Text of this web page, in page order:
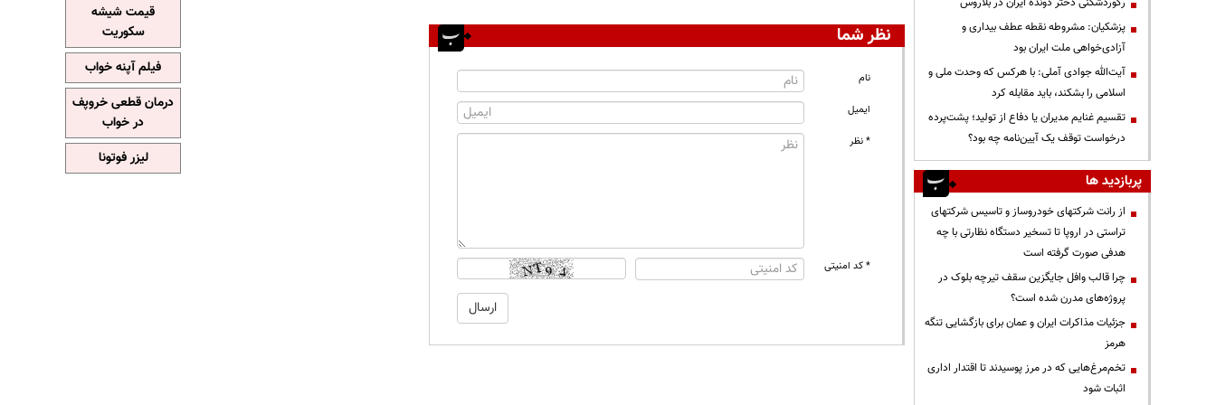
نظر شما
نام
ایمیل
* نظر
* کد امنیتی
پزشکیان: مشروطه نقطه عطف بیداری و
آزادی‌خواهی ملت ایران بود
آیت‌الله جوادی آملی: با هرکس که وحدت ملی و
اسلامی را بشکند، باید مقابله کرد
تقسیم غنایم مدیران یا دفاع از تولید؛ پشت‌پرده
درخواست توقف یک آیین‌نامه چه بود؟
پربازدید ها
از رانت‌ شرکتهای خودروساز و تاسیس شرکتهای
تراستی در اروپا تا تسخیر دستگاه نظارتی با چه
هدفی صورت گرفته است
چرا قالب وافل جایگزین سقف تیرچه بلوک در
پروژه‌های مدرن شده است؟
جزئیات مذاکرات ایران و عمان برای بازگشایی تنگه
هرمز
تخم‌مرغ‌هایی که در مرز پوسیدند تا اقتدار اداری
اثبات شود
قیمت شیشه
سکوریت
فیلم آپنه خواب
درمان قطعی خروپف
در خواب
لیزر فوتونا